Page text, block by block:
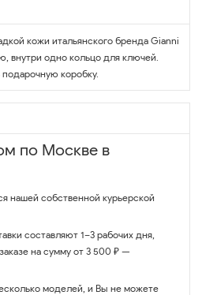
кожи итальянского бренда Gianni
внутри одно кольцо для ключей.
коробку.
по Москве в
нашей собственной курьерской
составляют 1–3 рабочих дня,
на сумму от 3 500 ₽ —
моделей, и Вы не можете